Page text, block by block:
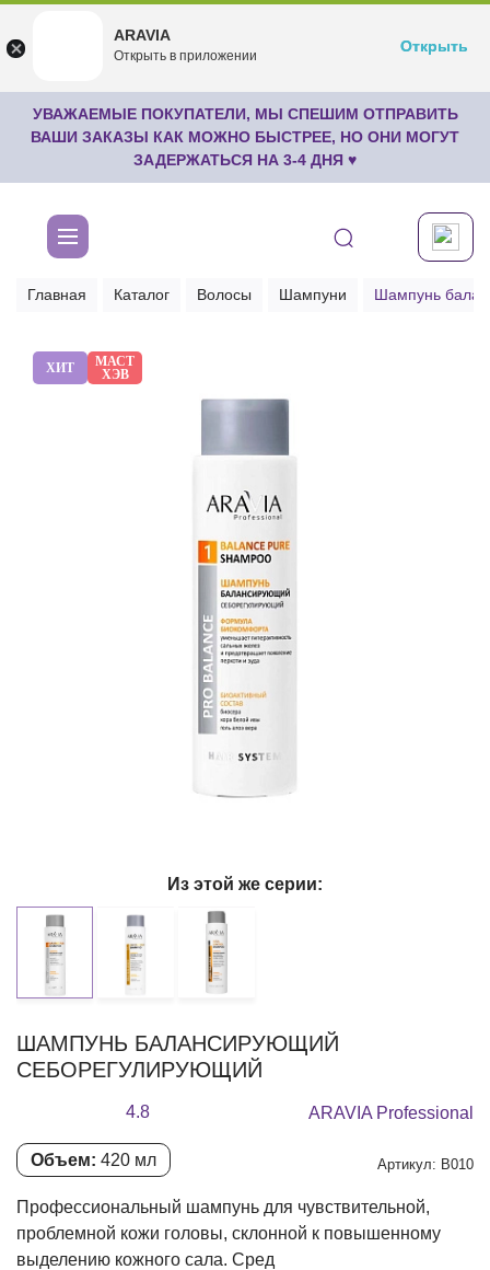
undefined
Бесплатноru.aravia.new
Открыть
УВАЖАЕМЫЕ ПОКУПАТЕЛИ, МЫ СПЕШИМ ОТПРАВИТЬ
ВАШИ ЗАКАЗЫ КАК МОЖНО БЫСТРЕЕ, НО ОНИ МОГУТ
ЗАДЕРЖАТЬСЯ НА 3-4 ДНЯ ♥
Главная Каталог Волосы Шампуни Шампунь
ХИТ
МАСТ
ХЭВ
ШАМПУНЬ БАЛАНСИРУЮЩИЙ
СЕБОРЕГУЛИРУЮЩИЙ
4.8 ARAVIA Professional
Объем: 420 мл Артикул: В010
Профессиональный шампунь для чувствительной,
проблемной кожи головы, склонной к повышенному
выделению кожного сала. Сред
Из этой же серии:
ARAVIA
Открыть в приложении
Открыть